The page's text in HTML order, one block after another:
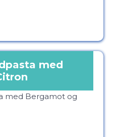
med